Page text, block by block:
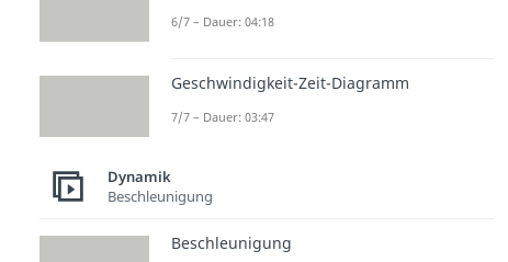
6/7 – Dauer: 04:18
Geschwindigkeit-Zeit-Diagramm
7/7 – Dauer: 03:47
Dynamik
Beschleunigung
Beschleunigung